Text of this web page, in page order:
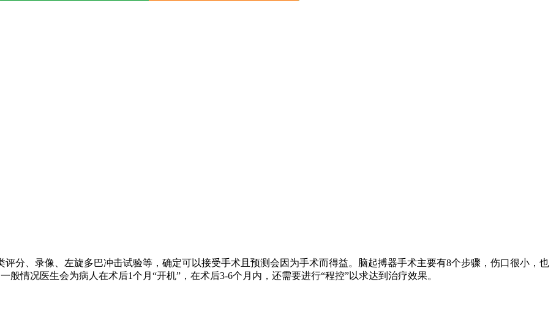
分、录像、左旋多巴冲击试验等，确定可以接受手术且预测会因为手术而得益。脑起搏器手术主要有8个步骤，伤口很小，也
情况医生会为病人在术后1个月“开机”，在术后3-6个月内，还需要进行“程控”以求达到治疗效果。